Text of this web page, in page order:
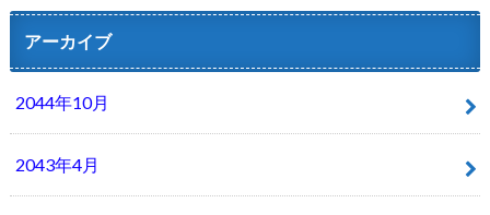
アーカイブ
2044年10月
2043年4月